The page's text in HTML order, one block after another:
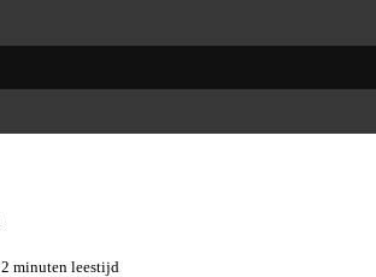
2 minuten leestijd